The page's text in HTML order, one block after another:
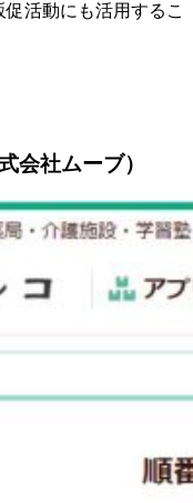
活動にも活用するこ
会社ムーブ）